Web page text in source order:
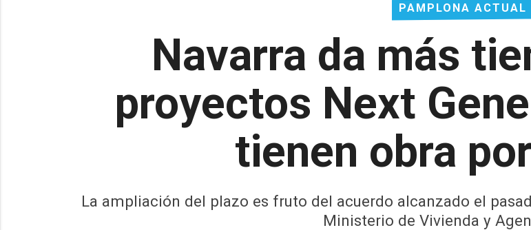
PAMPLONA ACTUAL
Navarra da más
proyectos Next
tienen obra
La ampliación del plazo es fruto del acuerdo alcanzado el
Ministerio de Vivienda y